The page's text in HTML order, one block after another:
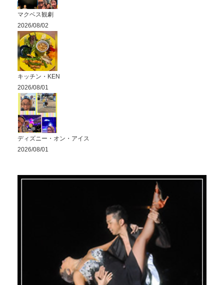
マクベス観劇
2026/08/02
キッチン・KEN
2026/08/01
ディズニー・オン・アイス
2026/08/01